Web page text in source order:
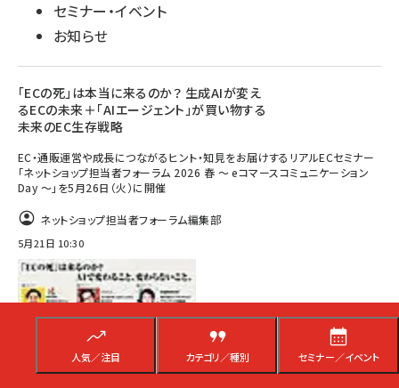
人気／注目 カテゴリ／種別 セミナー／イベント
セミナー・イベント
お知らせ
「ECの死」は本当に来るのか？ 生成AIが変え
るECの未来＋「AIエージェント」が買い物する
未来のEC生存戦略
EC・通販運営や成長につながるヒント・知見をお届けするリアルECセミナー
「ネットショップ担当者フォーラム 2026 春 ～ eコマースコミュニケーション
Day ～」を5月26日（火）に開催
ネットショップ担当者フォーラム編集部
5月21日 10:30